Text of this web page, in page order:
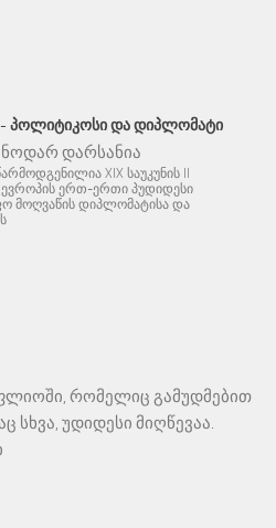
- ᲞᲝᲚᲘᲢᲘᲙᲝᲡᲘ ᲓᲐ ᲓᲘᲞᲚᲝᲛᲐᲢᲘ
ნოდარ დარსანია
XIX საუკუნის II
ევროპის ერთ-ერთი პუდიდესი
მოღვაწის დიპლომატისა და
რომელიც გამუდმებით
უდიდესი მიღწევაა.